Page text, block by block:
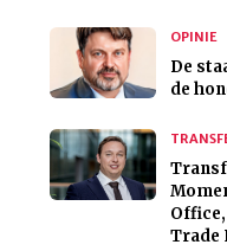
OPINIE
De
de
Trade